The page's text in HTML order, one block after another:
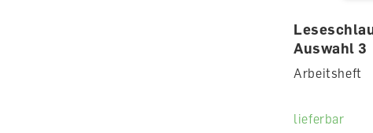
Auswahl 3
Arbeitsheft
lieferbar